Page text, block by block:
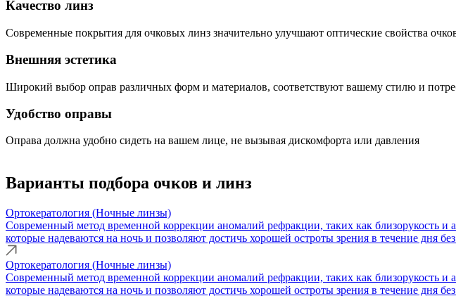
Качество линз
Современные покрытия для очковых линз значительно улучшают оптические свойства
Внешняя эстетика
Широкий выбор оправ различных форм и материалов, соответствуют вашему стилю и
Удобство оправы
Оправа должна удобно сидеть на вашем лице, не вызывая дискомфорта или давления
Варианты подбора очков и линз
Ортокератология (Ночные линзы)
Современный метод временной коррекции аномалий рефракции, таких как близорукость
которые надеваются на ночь и позволяют достичь хорошей остроты зрения в течение дня
Ортокератология (Ночные линзы)
Современный метод временной коррекции аномалий рефракции, таких как близорукость
которые надеваются на ночь и позволяют достичь хорошей остроты зрения в течение дня